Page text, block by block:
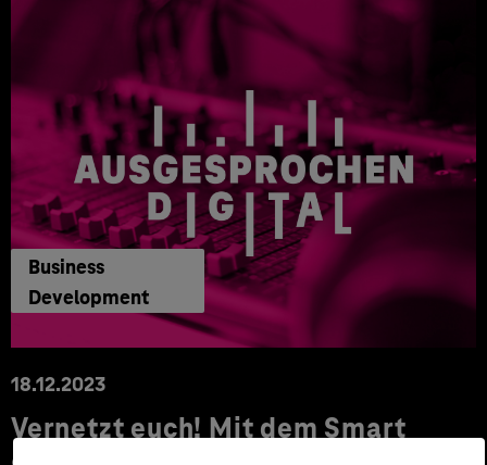
Business
Development
18.12.2023
Vernetzt euch! Mit dem Smart